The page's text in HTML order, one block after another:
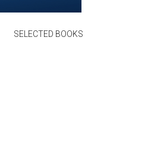
SELECTED BOOKS